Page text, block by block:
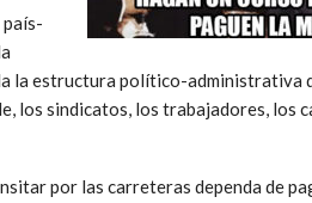
país-
la estructura político-administrativa
los sindicatos, los trabajadores, los
por las carreteras dependa de